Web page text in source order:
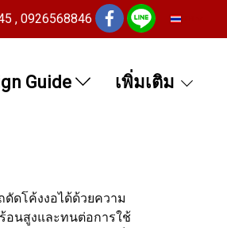
, 0926568846
Guide เพิ่มเติม
ดัดโค้งงอได้ด้วยความ
อนสูงและทนต่อการใช้